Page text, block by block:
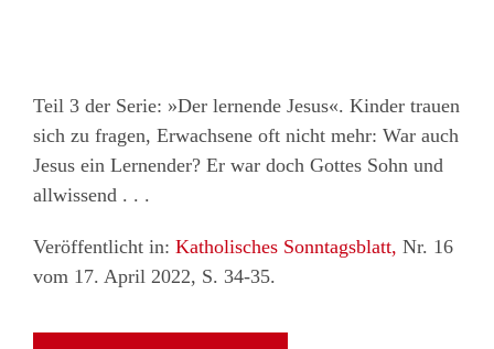
Teil 3 der Serie: »Der lernende Jesus«. Kinder trauen
sich zu fragen, Erwachsene oft nicht mehr: War auch
Jesus ein Lernender? Er war doch Gottes Sohn und
allwissend . . .
Veröffentlicht in: Katholisches Sonntagsblatt, Nr. 16
vom 17. April 2022, S. 34-35.